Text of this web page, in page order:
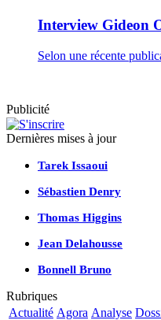
Interview Gideon
Selon une récente
Publicité
Dernières mises à jour
Tarek Issaoui
Sébastien Denry
Thomas Higgins
Jean Delahousse
Bonnell Bruno
Rubriques
Actualité Agora Analyse